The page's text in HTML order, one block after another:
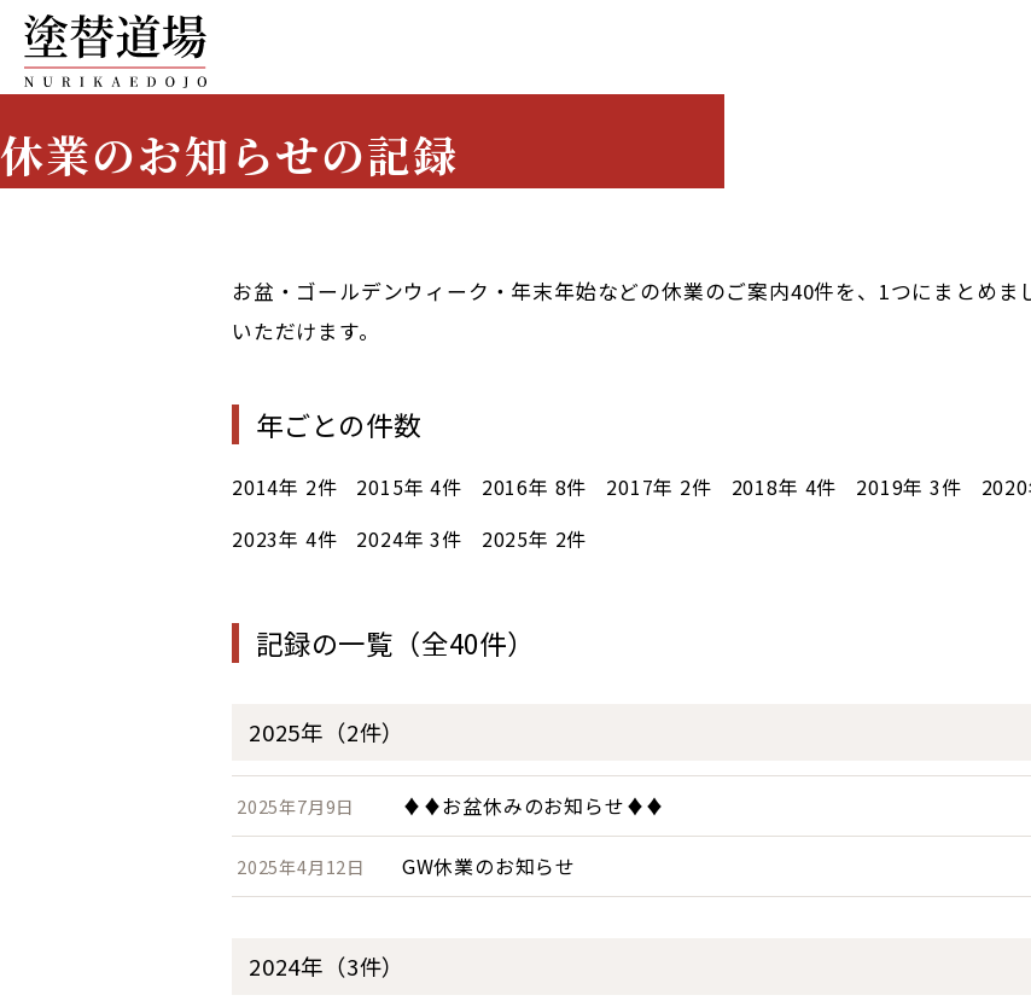
休業のお知らせの記録
お盆・ゴールデンウィーク・年末年始などの休業のご案内40件を、1つにまとめ
いただけます。
年ごとの件数
2014年 2件 2015年4件 2016年 8件 2017年 2件 2018年 4件 2019年 3件
2023年 4件 2024年3件 2025年 2件
記録の一覧（全40件）
2025年（2件）
2025年7月9日 ♦♦お盆休みのお知らせ♦♦
2025年4月12日 GW休業のお知らせ
2024年（3件）